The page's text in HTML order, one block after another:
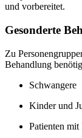
und vorbereitet.
Gesonderte
Zu
Behandlung
Schwangere
Kinder und
Patienten mit